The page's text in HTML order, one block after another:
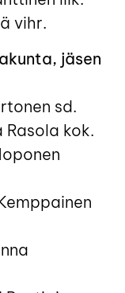
vihr.
jäsen
sd.
Rasola kok.